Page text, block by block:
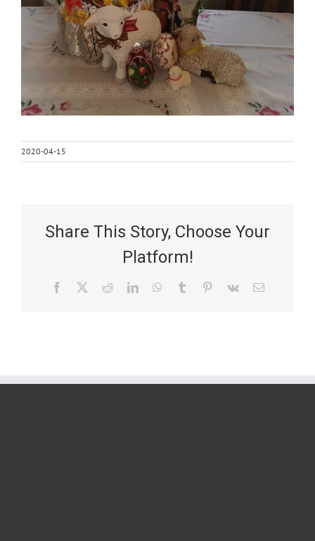
2020-04-15
Share This Story, Choose Your
Platform!
Facebook RedditLinkedInWhatsApp
Tumblr Pinterest
Vk Email